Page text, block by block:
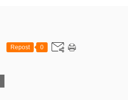
Repost 0